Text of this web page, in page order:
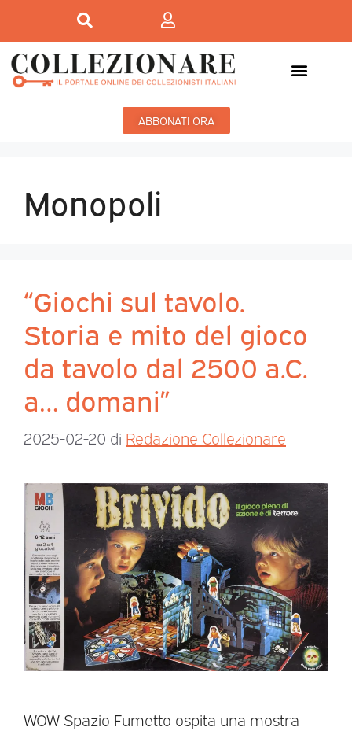
ABBONATI ORA
Monopoli
“Giochi sul tavolo.
Storia e mito del gioco
da tavolo dal 2500 a.C.
a… domani”
2025-02-20 di Redazione Collezionare
WOW Spazio Fumetto ospita una mostra